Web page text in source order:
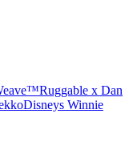
Ruggable x Dan
Disneys Winnie